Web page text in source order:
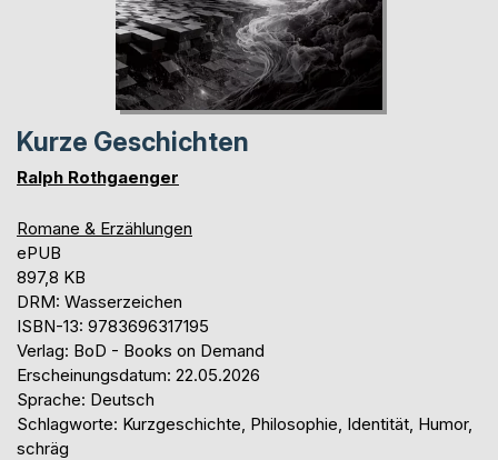
Kurze Geschichten
Ralph Rothgaenger
Romane & Erzählungen
ePUB
897,8 KB
DRM: Wasserzeichen
ISBN-13: 9783696317195
Verlag: BoD - Books on Demand
Erscheinungsdatum: 22.05.2026
Sprache: Deutsch
Schlagworte: Kurzgeschichte, Philosophie, Identität, Humor,
schräg